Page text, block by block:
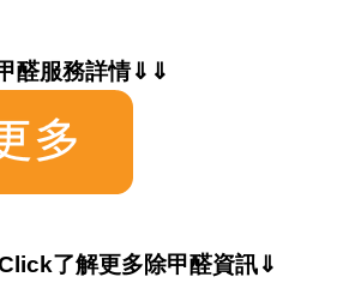
醛服務詳情⇓⇓
了解更多除甲醛資訊⇓